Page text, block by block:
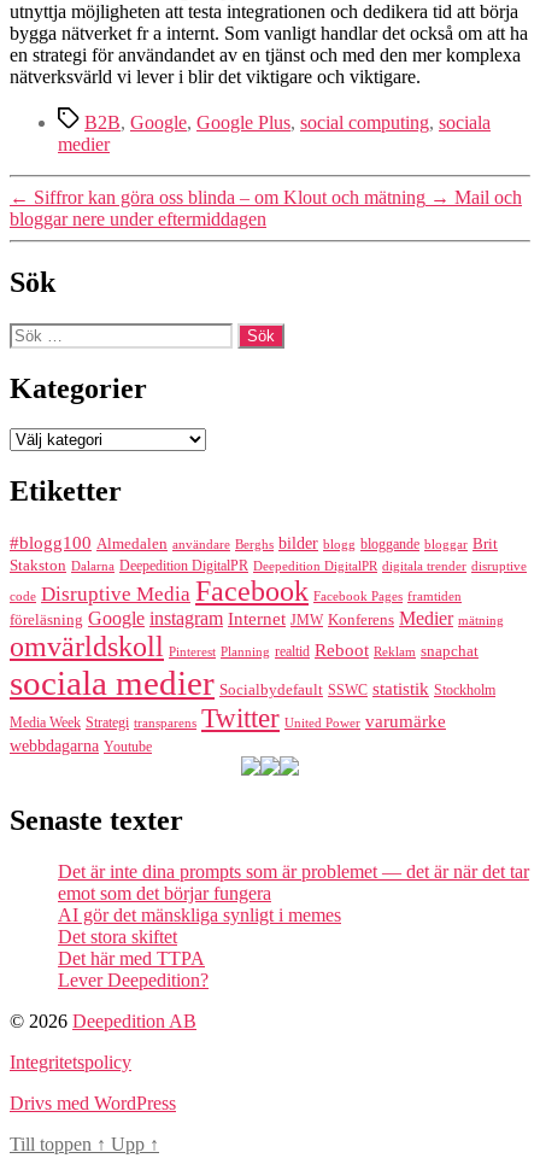
utnyttja möjligheten att testa integrationen och dedikera tid att börja
bygga nätverket fr a internt. Som vanligt handlar det också om att ha
en strategi för användandet av en tjänst och med den mer komplexa
nätverksvärld vi lever i blir det viktigare och viktigare.
Etiketter
B2B, Google, Google Plus, social computing, sociala
medier
← Siffror kan göra oss blinda – om Klout och mätning → Mail och
bloggar nere under eftermiddagen
Sök
Sök
efter:
Kategorier
Kategorier
Etiketter
#blogg100 Almedalen användare Berghs bilder blogg bloggande bloggar Brit
Stakston Dalarna Deepedition DigitalPR Deepedition DigitalPR digitala trender disruptive
code Disruptive Media Facebook Facebook Pages framtiden
föreläsning Google instagram Internet JMW Konferens Medier mätning
omvärldskoll Pinterest Planning realtid Reboot Reklam snapchat
sociala medier Socialbydefault SSWC statistik Stockholm
Media Week Strategi transparens Twitter United Power varumärke
webbdagarna Youtube
Senaste texter
Det är inte dina prompts som är problemet — det är när det tar
emot som det börjar fungera
AI gör det mänskliga synligt i memes
Det stora skiftet
Det här med TTPA
Lever Deepedition?
© 2026 Deepedition AB
Integritetspolicy
Drivs med WordPress
Till toppen ↑ Upp ↑